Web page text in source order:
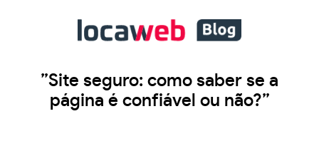
”Site seguro: como saber se a
página é confiável ou não?”